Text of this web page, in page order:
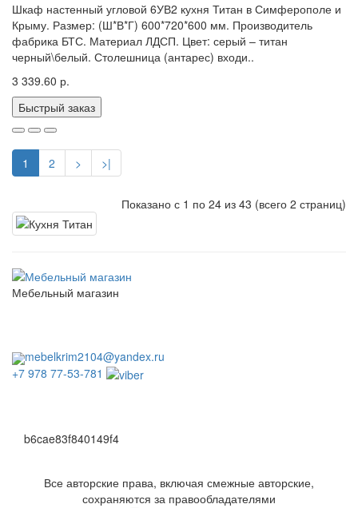
Шкаф настенный угловой 6УВ2 кухня Титан в Симферополе и
Крыму. Размер: (Ш*В*Г) 600*720*600 мм. Производитель
фабрика БТС. Материал ЛДСП. Цвет: серый – титан
черный\белый. Столешница (антарес) входи..
3 339.60 р.
Быстрый заказ
1 2 > >|
Показано с 1 по 24 из 43 (всего 2 страниц)
Мебельный магазин
mebelkrim2104@yandex.ru
+7 978 77-53-781
b6cae83f840149f4
Все авторские права, включая смежные авторские,
сохраняются за правообладателями